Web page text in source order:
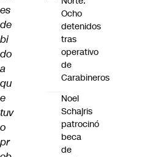
es
de
bi
do
a
qu
e
tuv
o
pr
Ocho
detenidos
tras
operativo
de
Carabineros
Noel
Schajris
patrocinó
beca
de